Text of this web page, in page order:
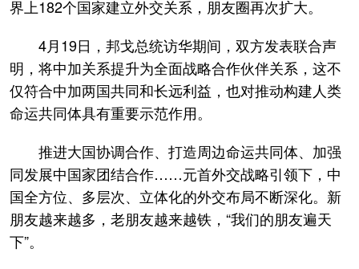
界上182个国家建立外交关系，朋友圈再次扩大。
4月19日，邦戈总统访华期间，双方发表联合声
明，将中加关系提升为全面战略合作伙伴关系，这不
仅符合中加两国共同和长远利益，也对推动构建人类
命运共同体具有重要示范作用。
推进大国协调合作、打造周边命运共同体、加强
同发展中国家团结合作……元首外交战略引领下，中
国全方位、多层次、立体化的外交布局不断深化。新
朋友越来越多，老朋友越来越铁，“我们的朋友遍天
下”。